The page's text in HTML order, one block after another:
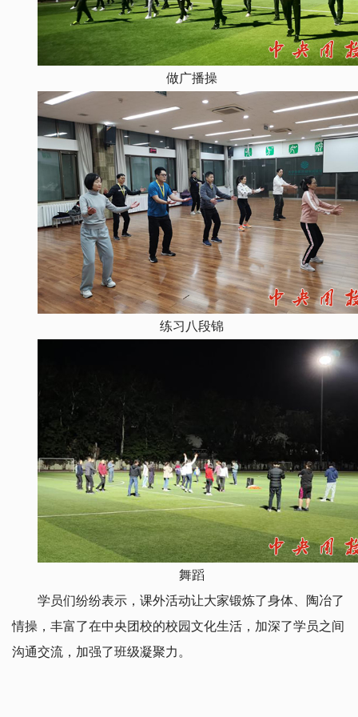
做广播操
练习八段锦
舞蹈
学员们纷纷表示，课外活动让大家锻炼了身体、陶冶了
情操，丰富了在中央团校的校园文化生活，加深了学员之间
沟通交流，加强了班级凝聚力。